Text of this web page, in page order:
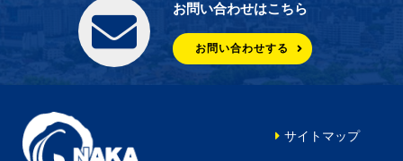
お問い合わせはこちら
お問い合わせする
サイトマップ